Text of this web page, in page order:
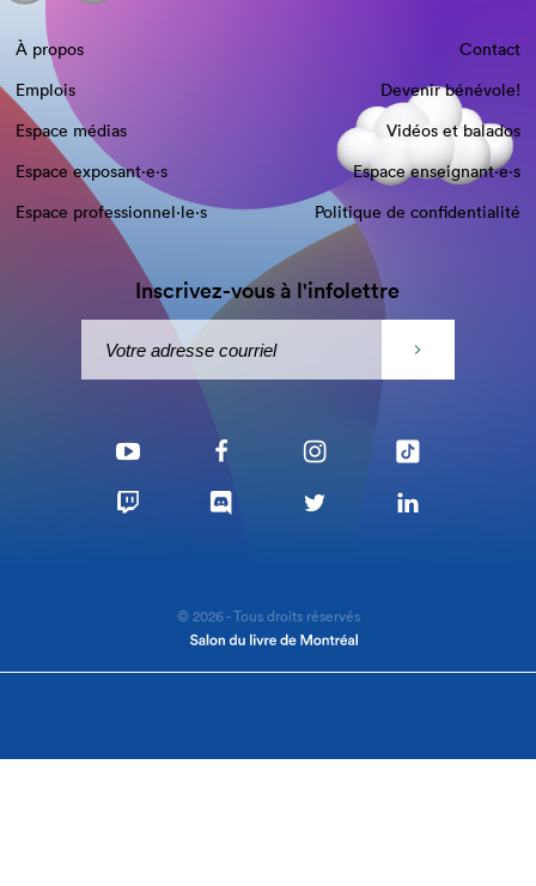
À propos
Contact
Emplois
Devenir bénévole!
Espace médias
Vidéos et balados
Espace exposant·e⋅s
Espace enseignant·e⋅s
Espace professionnel·le⋅s
Politique de confidentialité
Inscrivez-vous à l'infolettre
© 2026 - Tous droits réservés